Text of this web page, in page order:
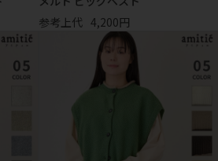
参考上代 4,200円